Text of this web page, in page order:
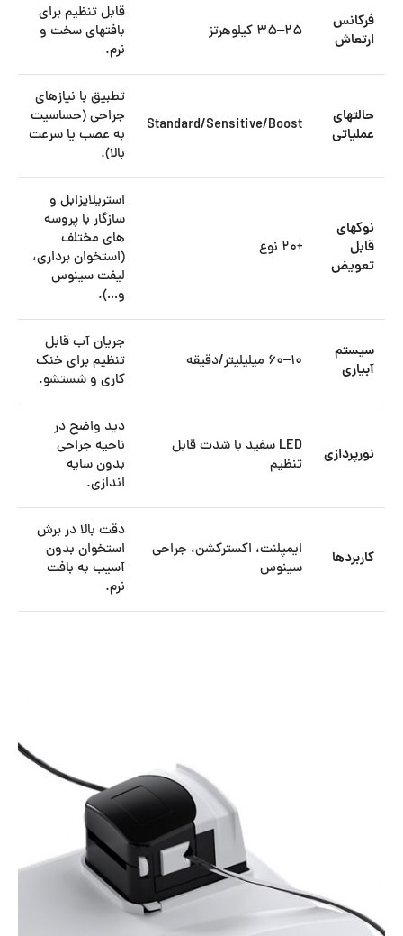
فرکانس
ارتعاش
۲۵–۳۵ کیلوهرتز
قابل تنظیم برای
بافتهای سخت و
نرم.
حالتهای
عملیاتی
Standard/Sensitive/Boost
تطبیق با نیازهای
جراحی (حساسیت
به عصب یا سرعت
بالا).
نوکهای
قابل
تعویض
+۲۰ نوع
استریلایزابل و
سازگار با پروسه
های مختلف
(استخوان برداری،
لیفت سینوس
و…).
سیستم
آبیاری
۱۰–۶۰ میلیلیتر/دقیقه
جریان آب قابل
تنظیم برای خنک
کاری و شستشو.
نورپردازی
LED سفید با شدت قابل
تنظیم
دید واضح در
ناحیه جراحی
بدون سایه
اندازی.
کاربردها
ایمپلنت، اکسترکشن، جراحی
سینوس
دقت بالا در برش
استخوان بدون
آسیب به بافت
نرم.